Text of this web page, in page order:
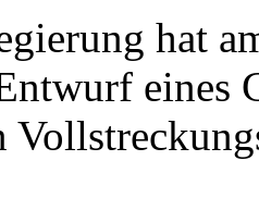
hat
eines